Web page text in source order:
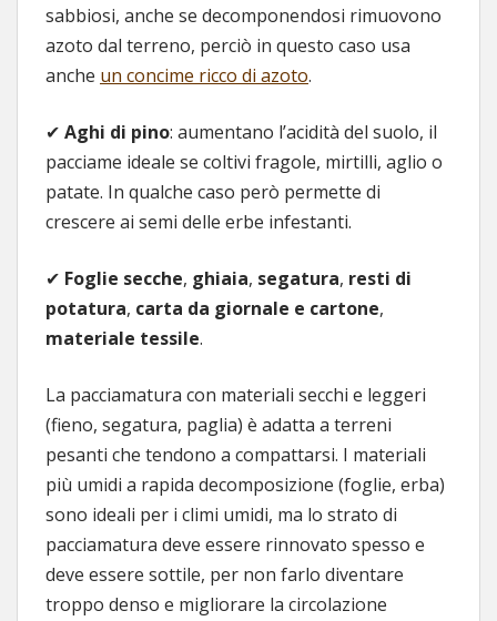
sabbiosi, anche se decomponendosi rimuovono
azoto dal terreno, perciò in questo caso usa
anche un concime ricco di azoto.
✔ Aghi di pino: aumentano l’acidità del suolo, il
pacciame ideale se coltivi fragole, mirtilli, aglio o
patate. In qualche caso però permette di
crescere ai semi delle erbe infestanti.
✔ Foglie secche, ghiaia, segatura, resti di
potatura, carta da giornale e cartone,
materiale tessile.
La pacciamatura con materiali secchi e leggeri
(fieno, segatura, paglia) è adatta a terreni
pesanti che tendono a compattarsi. I materiali
più umidi a rapida decomposizione (foglie, erba)
sono ideali per i climi umidi, ma lo strato di
pacciamatura deve essere rinnovato spesso e
deve essere sottile, per non farlo diventare
troppo denso e migliorare la circolazione